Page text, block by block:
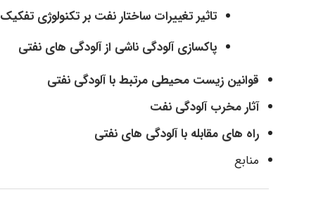
تاثیر تغییرات ساختار نفت بر تکنولوژی تفکیک
پاکسازی آلودگی ناشی از آلودگی های نفتی
قوانین زیست محیطی مرتبط با آلودگی نفتی
آثار مخرب آلودگی نفت
راه های مقابله با آلودگی های نفتی
منابع